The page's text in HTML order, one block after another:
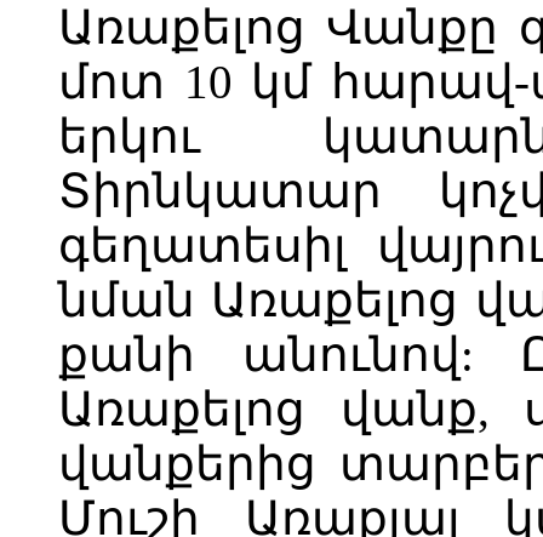
Առաքելոց Վանքը
մոտ 10 կմ հարավ-
երկու
Տիրնկատար
գեղատեսիլ
նման Առաքելոց
քանի անունով:
Առաքելոց վանք,
վանքերից
Մուշի Առաքյալ